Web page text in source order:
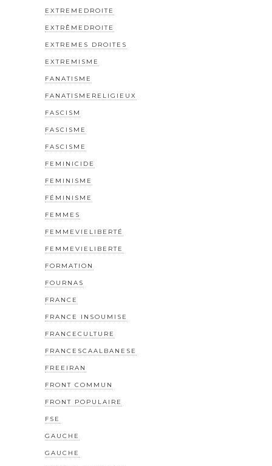
EXTREMEDROITE
EXTRÊMEDROITE
EXTREMES DROITES
EXTREMISME
FANATISME
FANATISMERELIGIEUX
FASCISM
FASCISME
FASCISME
FEMINICIDE
FEMINISME
FÉMINISME
FEMMES
FEMMEVIELIBERTÉ
FEMMEVIELIBERTE
FORMATION
FOURNAS
FRANCE
FRANCE INSOUMISE
FRANCECULTURE
FRANCESCAALBANESE
FREEIRAN
FRONT COMMUN
FRONT POPULAIRE
FSE
GAUCHE
GAUCHE